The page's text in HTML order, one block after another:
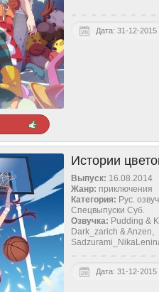
Дата: 31-12-2015
Истории
Выпуск: 16.08.2014
Жанр: приключения
Категория: Рус.
Спецвыпуски Cуб.
Озвучка: Pudding &
Dark_zarich & Anzen,
Дата: 31-12-2015